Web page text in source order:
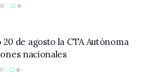
0
de agosto la CTA Autónoma
nacionales
0